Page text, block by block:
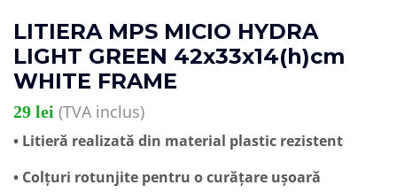
LITIERA MPS MICIO HYDRA
LIGHT GREEN 42x33x14(h)cm
WHITE FRAME
29 lei (TVA inclus)
• Litieră realizată din material plastic rezistent
• Colțuri rotunjite pentru o curățare ușoară